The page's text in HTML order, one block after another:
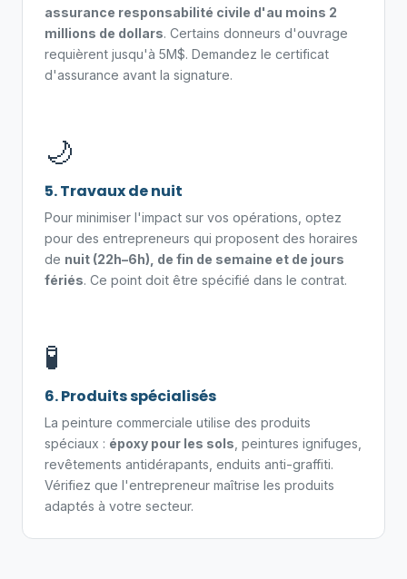
assurance responsabilité civile d'au moins 2
millions de dollars. Certains donneurs d'ouvrage
requièrent jusqu'à 5M$. Demandez le certificat
d'assurance avant la signature.
🌙
5. Travaux de nuit
Pour minimiser l'impact sur vos opérations, optez
pour des entrepreneurs qui proposent des horaires
de nuit (22h–6h), de fin de semaine et de jours
fériés. Ce point doit être spécifié dans le contrat.
🧪
6. Produits spécialisés
La peinture commerciale utilise des produits
spéciaux : époxy pour les sols , peintures ignifuges,
revêtements antidérapants, enduits anti-graffiti.
Vérifiez que l'entrepreneur maîtrise les produits
adaptés à votre secteur.